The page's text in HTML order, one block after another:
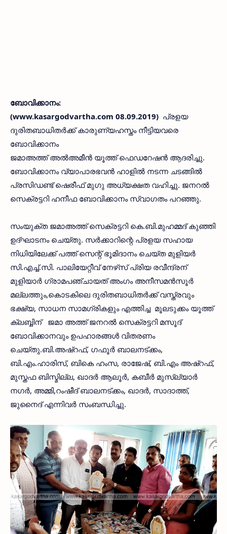
ബോവിക്കാനം:
(www.kasargodvartha.com 08.09.2019) പ്രളയ
ദുരിതബാധിതര്‍ക്ക് കാരുണ്യഹസ്തം നീട്ടിയവരെ
ബോവിക്കാനം
ജമാഅത്ത് അല്‍അമീന്‍ യൂത്ത് ഫെഡറേഷന്‍ ആദരിച്ചു.
ബോവിക്കാനം വ്യാപാരഭവന്‍ ഹാളില്‍ നടന്ന ചടങ്ങില്‍
പ്രസിഡണ്ട് ഷെരീഫ് മുഗു അധ്യക്ഷത വഹിച്ചു. ജനറല്‍
സെക്രട്ടറി ഹനീഫ ബോവിക്കാനം സ്വാഗതം പറഞ്ഞു.
സംയുക്ത ജമാഅത്ത് സെക്രട്ടറി കെ.ബി.മുഹമ്മദ് കുഞ്ഞി
ഉദ്ഘാടനം ചെയ്തു. സര്‍ക്കാറിന്റെ പ്രളയ സഹായ
നിധിയിലേക്ക് പത്ത് സെന്റ് ഭൂമിദാനം ചെയ്ത മുളിയര്‍
സി.എച്ച്.സി. പാലിയേറ്റീവ് നേഴ്‌സ് പ്രിയ രവീന്ദ്രന്
മുളിയാര്‍ ഗ്രാമപഞ്ചായത് അംഗം അനീസമന്‍സൂര്‍
മല്ലത്തും,കൊടകിലെ ദുരിതബാധിതര്‍ക്ക് വസ്ത്രവും
ഭക്ഷ്യ, സാധന സാമഗ്രികളും എത്തിച്ച മൂലടുക്കം യൂത്ത്
ക്ലബ്ബിന് ജമാ അത്ത് ജനറല്‍ സെക്രട്ടറി മസൂദ്
ബോവിക്കാനവും ഉപഹാരങ്ങള്‍ വിതരണം
ചെയ്തു.ബി.അഷ്‌റഫ്, ഗഫൂര്‍ ബാലനട്ക്കം,
ബി.എം.ഹാരിസ്, ബികെ ഹംസ, രാജേഷ്, ബി.എം അഷ്‌റഫ്,
മുസ്തഫ ബിസ്മില്ല, ഖാദര്‍ ആലൂര്‍, കബീര്‍ മുസ്ല്യാര്‍
നഗര്‍, അമ്മി,റംഷീദ് ബാലനട്ക്കം, ഖാദര്‍, സാദാത്ത്,
ജുനൈദ് എന്നിവര്‍ സംബന്ധിച്ചു.